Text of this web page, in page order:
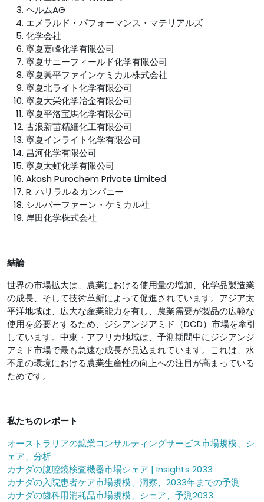
ヘルムAG
エメラルド・パフォーマンス・マテリアルズ
化学会社
寧夏嘉峰化学有限公司
寧夏サニーフィールド化学有限公司
寧夏興平ファインケミカル株式会社
寧夏北ライト化学有限公司
寧夏大栄化学冶金有限公司
寧夏平洛宝馬化学有限公司
古浪新苗精細化工有限公司
寧夏インライト化学有限公司
昌河化学有限公司
寧夏太虹化学有限公司
Akash Purochem Private Limited
R. ハリラル＆カンパニー
シルバーファーン・ケミカル社
岸田化学株式会社
結論
世界の市場拡大は、農業における使用量の増加、化学品製造業
の成長、そして技術革新によって促進されています。アジア太
平洋地域は、広大な産業能力を有し、農業需要が製品の広範な
使用を必要とするため、ジシアンジアミド（DCD）市場を牽引
しています。中東・アフリカ地域は、予測期間中にジシアンジ
アミド市場で最も急速な成長が見込まれています。これは、水
不足の環境における農業生産性の向上への注目が高まっている
ためです。
私たちのレポート
オーストラリアの鉱業コンサルティングサービス市場規模、シ
ェア、分析
カナダの腹腔鏡検査機器市場シェア | Insights 2033
カナダの入院患者ケア市場規模、洞察、2033年までの予測
カナダの歯科用消耗品市場規模、シェア、予測2033